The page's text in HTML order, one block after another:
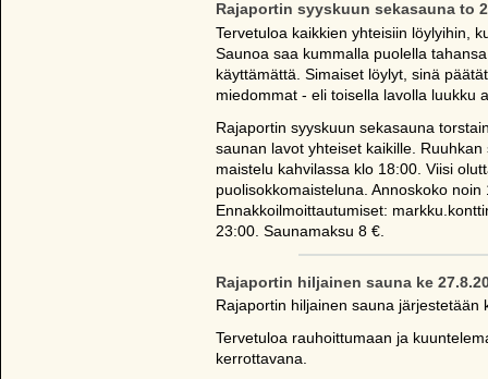
Rajaportin syyskuun sekasauna to
Tervetuloa kaikkien yhteisiin löylyihin,
Saunoa saa kummalla puolella
käyttämättä. Simaiset löylyt, sinä
miedommat - eli toisella lavolla luukku
Rajaportin syyskuun sekasauna
saunan lavot yhteiset kaikille.
maistelu kahvilassa klo 18:00. Viisi
puolisokkomaisteluna. Annoskoko
Ennakkoilmoittautumiset:
23:00. Saunamaksu 8 €.
Rajaportin hiljainen sauna ke
Rajaportin hiljainen sauna
Tervetuloa rauhoittumaan ja
kerrottavana.